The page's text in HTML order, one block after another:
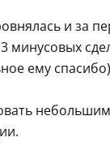
и за
ему